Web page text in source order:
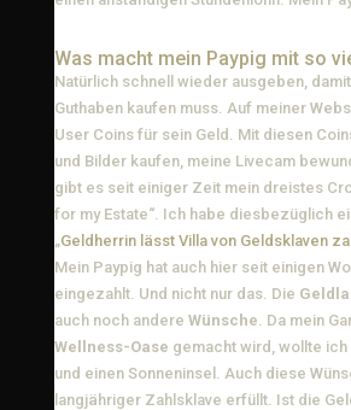
Was macht mein Paypig mit so
Natürlich schnell wieder ausgeben,
Guthaben kaufen muss. Auf meiner
User Coins für sein Geld. Mit diesen
und Bilder kaufen, meine Livecam
gibt es seit einiger Zeit mein dreistes
for my Estate“. Ich habe diesbezüglich
„Geldherrin lässt Villa von Geldsklaven
Mein Paypig hat auch hier seit einigen
eingezahlt. Und nicht nur das. Die
auch noch andere Wünsche. Da mein
Wellness-Oase gemacht wird, wollte ich
und einen Sonneninsel. Auch diese
langjähriger Zahlsklave erfüllt. Ist die